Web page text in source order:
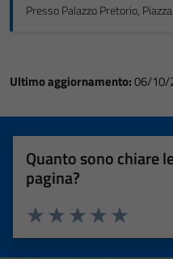
Presso Palazzo Pretorio,
Ultimo aggiornamento:06/10/
Quanto sono chiare
pagina?
Valuta 5
Valuta 4 stelle
Valuta 3 stelle su 5
Valuta 2 stelle su 5
Valuta 1 stelle su 5